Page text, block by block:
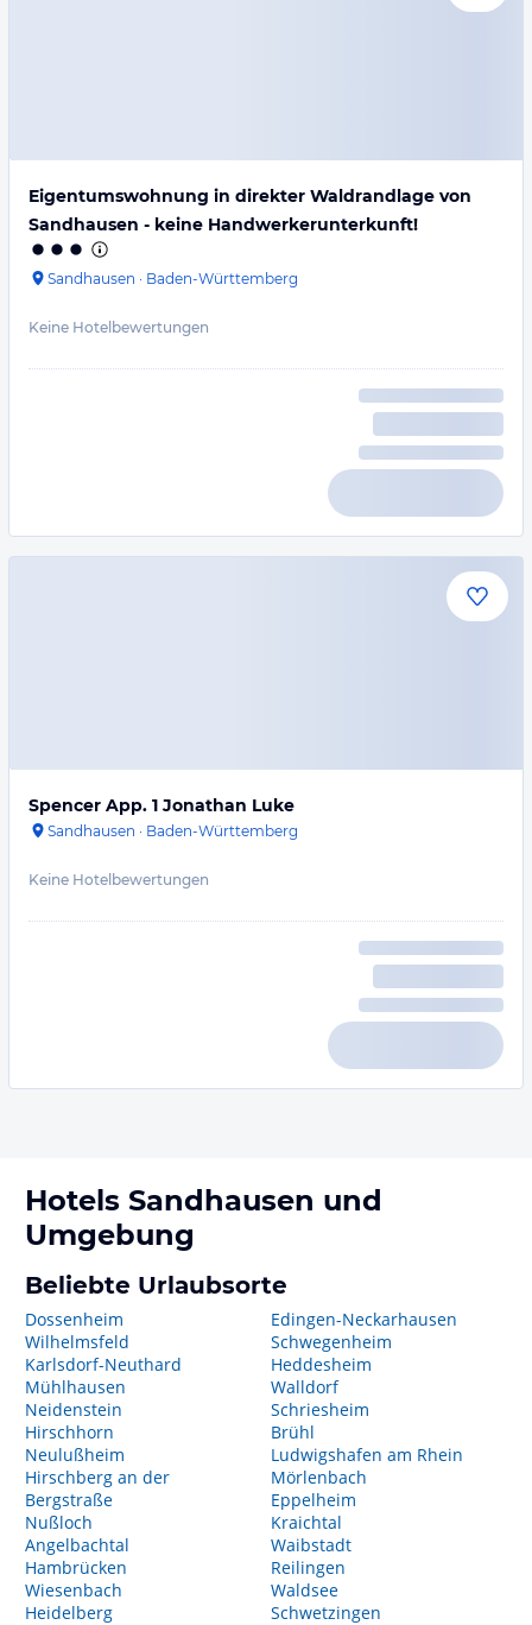
Eigentumswohnung in direkter Waldrandlage von
Sandhausen - keine Handwerkerunterkunft!
Sandhausen · Baden-Württemberg
Keine Hotelbewertungen
Spencer App. 1 Jonathan Luke
Sandhausen · Baden-Württemberg
Keine Hotelbewertungen
Hotels Sandhausen und
Umgebung
Beliebte Urlaubsorte
Dossenheim
Wilhelmsfeld
Karlsdorf-Neuthard
Mühlhausen
Neidenstein
Hirschhorn
Neulußheim
Hirschberg an der
Bergstraße
Nußloch
Angelbachtal
Hambrücken
Wiesenbach
Heidelberg
Edingen-Neckarhausen
Schwegenheim
Heddesheim
Walldorf
Schriesheim
Brühl
Ludwigshafen am Rhein
Mörlenbach
Eppelheim
Kraichtal
Waibstadt
Reilingen
Waldsee
Schwetzingen